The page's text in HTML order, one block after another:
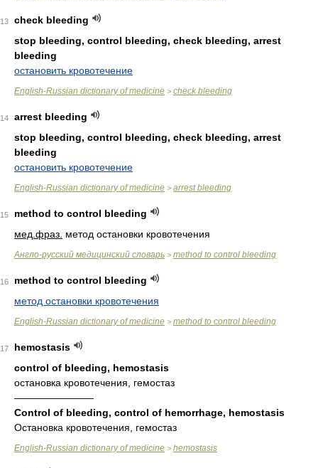
13
check bleeding
stop bleeding, control bleeding, check bleeding, arrest
bleeding
остановить кровотечение
English-Russian dictionary of medicine > check bleeding
14
arrest bleeding
stop bleeding, control bleeding, check bleeding, arrest
bleeding
остановить кровотечение
English-Russian dictionary of medicine > arrest bleeding
15
method to control bleeding
мед. фраз. метод остановки кровотечения
Англо-русский медицинский словарь > method to control bleeding
16
method to control bleeding
метод остановки кровотечения
English-Russian dictionary of medicine > method to control bleeding
17
hemostasis
control of bleeding, hemostasis
остановка кровотечения, гемостаз
————————
Control of bleeding, control of hemorrhage, hemostasis
Остановка кровотечения, гемостаз
English-Russian dictionary of medicine > hemostasis